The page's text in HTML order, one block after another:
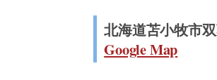
北海道苫小牧市
Google Map